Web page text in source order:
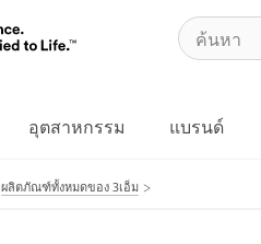
อุตสาหกรรม แบรนด์
ผลิตภัณฑ์ทั้งหมดของ 3เอ็ม